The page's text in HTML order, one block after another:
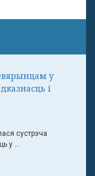
у
і
сустрэча
у ...